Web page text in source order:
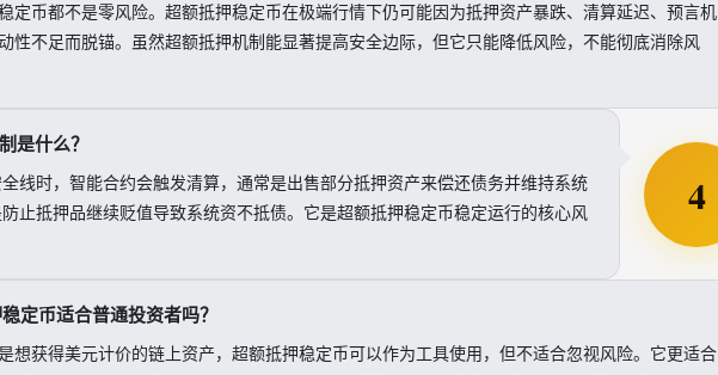
定币都不是零风险。超额抵押稳定币在极端行情下仍可能因为抵押资产暴跌、清算延迟、预言机
性不足而脱锚。虽然超额抵押机制能显著提高安全边际，但它只能降低风险，不能彻底消除风
4
是什么？
线时，智能合约会触发清算，通常是出售部分抵押资产来偿还债务并维持系统
止抵押品继续贬值导致系统资不抵债。它是超额抵押稳定币稳定运行的核心风
定币适合普通投资者吗？
想获得美元计价的链上资产，超额抵押稳定币可以作为工具使用，但不适合忽视风险。它更适合